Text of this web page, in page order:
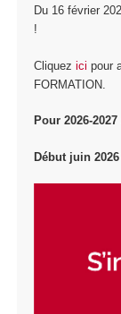
Du 16 février
!
Cliquez ici pour
FORMATION.
Pour 2026-2027
Début juin